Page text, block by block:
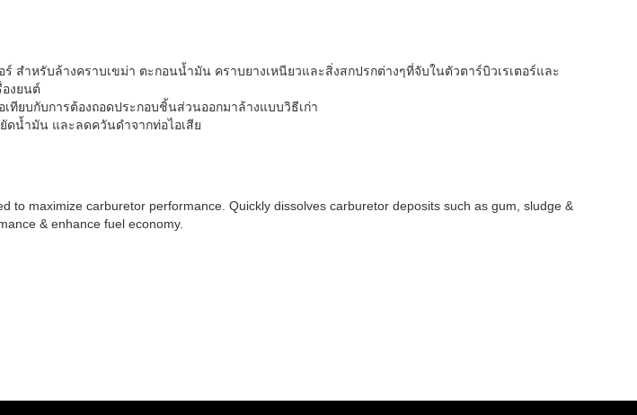
ร์ สำหรับล้างคราบเขม่า ตะกอนนํ้ามัน คราบยางเหนียวและสิ่งสกปรกต่างๆที่จับในตัวตาร์บิวเรเตอร์และ
งยนต์
เทียบกับการต้องถอดประกอบชิ้นส่วนออกมาล้างแบบวิธีเก่า
ดนํ้ามัน และลดควันดำจากท่อไอเสีย
to maximize carburetor performance. Quickly dissolves carburetor deposits such as gum, sludge &
& enhance fuel economy.